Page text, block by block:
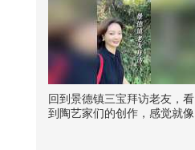
回到景德镇三宝拜访老友，看
到陶艺家们的创作，感觉就像